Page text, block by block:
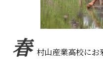
春 村山産業高校にお